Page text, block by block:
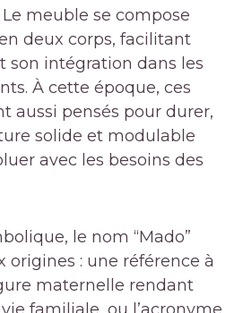
meuble se compose
deux corps, facilitant
son intégration dans les
À cette époque, ces
aussi pensés pour durer,
solide et modulable
avec les besoins des
le nom “Mado”
origines : une référence à
maternelle rendant